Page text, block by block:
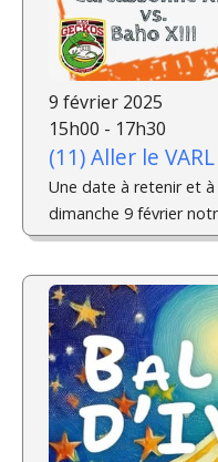
9 février 2025
15h00 - 17h30
(11) Aller le
Une date à retenir et
dimanche 9 février